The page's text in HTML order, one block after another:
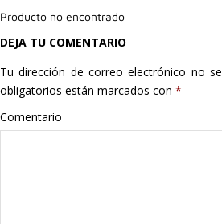
Deportes
Hogar
Informática
Producto no encontrado
DEJA TU COMENTARIO
Tu dirección de correo electrónico no
obligatorios están marcados con *
Comentario